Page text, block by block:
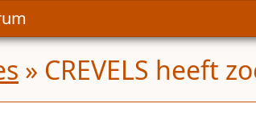
» CREVELS heeft